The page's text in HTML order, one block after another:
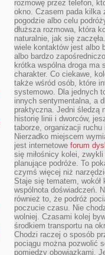
rozmowę przez telefon,
okno. Czasem pada kilka
pogodzie albo celu
dłuższa rozmowa, która
naturalnie, jak się
wiele kontaktów jest albo
albo bardzo
krótka wspólna droga ma
charakter. Co ciekawe,
także wśród osób, które
systemowo. Dla jednych
innych sentymentalna, a
praktyczna. Jedni śledzą
historię linii i dworców,
taborze, organizacji ruchu
Nierzadko miejscem
jest internetowe forum
się miłośnicy kolei,
planujące podróże. To
czymś więcej niż
Staje się tematem,
wspólnota doświadczeń.
również to, że podróż
poczucie czasu. Nie
wolniej. Czasami kolej
środkiem transportu na
Chodzi raczej o sposób
pociągu można pozwolić
pomiędzy obowiązkami.